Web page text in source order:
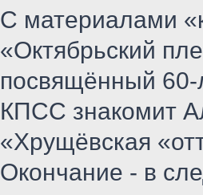
С материалами
«Октябрьский
посвящённый 60-
КПСС знакомит
«Хрущёвская
Окончание - в